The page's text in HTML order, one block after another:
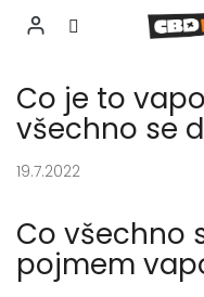
na
obsah
Co je to
všechno se
19.7.2022
Co všechno
pojmem